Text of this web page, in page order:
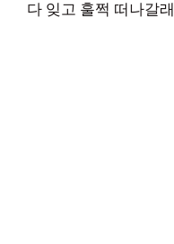
다 잊고 훌쩍 떠나갈래